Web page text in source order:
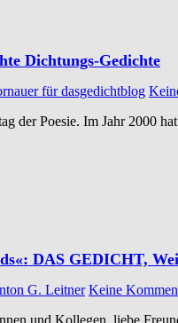
Dichtungs-Gedichte
für dasgedichtblog
der Poesie. Im Jahr 2000
DAS GEDICHT,
G. Leitner Keine
und Kollegen, liebe